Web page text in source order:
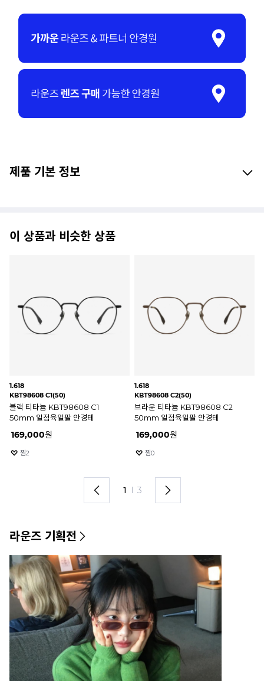
제품 기본 정보
이 상품과 비슷한 상품
1.618
KBT98608 C1(50)
블랙 티타늄 KBT98608 C1
50mm 일점육일팔 안경테
169,000원
찜2
1.618
KBT98608 C2(50)
브라운 티타늄 KBT98608 C2
50mm 일점육일팔 안경테
169,000원
찜0
1 3
라운즈 기획전